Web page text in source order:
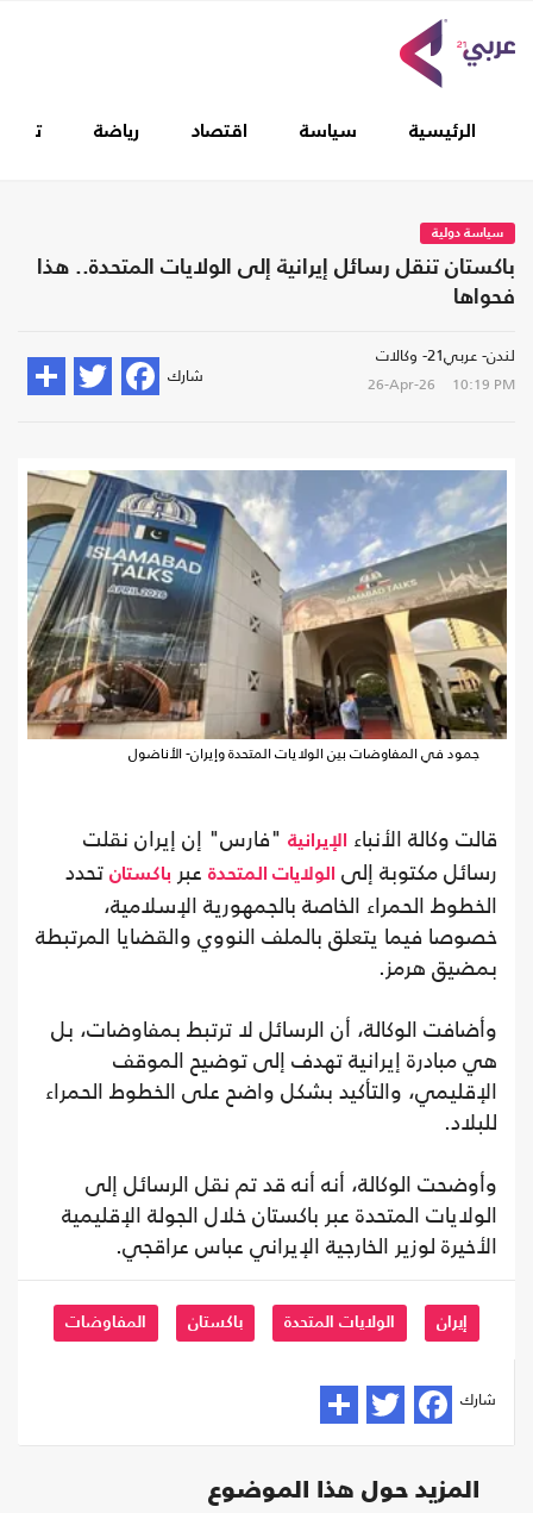
الرئيسية سياسة اقتصاد رياضة
سياسة دولية
باكستان تنقل رسائل إيرانية إلى الولايات المتحدة.. هذا
فحواها
لندن- عربي21- وكالات
26-Apr-26 10:19 PM شارك
جمود في المفاوضات بين الولايات المتحدة وإيران- الأناضول
قالت وكالة الأنباء الإيرانية "فارس" إن إيران نقلت
رسائل مكتوبة إلى الولايات المتحدة عبر باكستان تحدد
الخطوط الحمراء الخاصة بالجمهورية الإسلامية،
خصوصا فيما يتعلق بالملف النووي والقضايا المرتبطة
بمضيق هرمز.
وأضافت الوكالة، أن الرسائل لا ترتبط بمفاوضات، بل
هي مبادرة إيرانية تهدف إلى توضيح الموقف
الإقليمي، والتأكيد بشكل واضح على الخطوط الحمراء
للبلاد.
وأوضحت الوكالة، أنه أنه قد تم نقل الرسائل إلى
الولايات المتحدة عبر باكستان خلال الجولة الإقليمية
الأخيرة لوزير الخارجية الإيراني عباس عراقجي.
إيران الولايات المتحدة باكستان المفاوضات
شارك
المزيد حول هذا الموضوع